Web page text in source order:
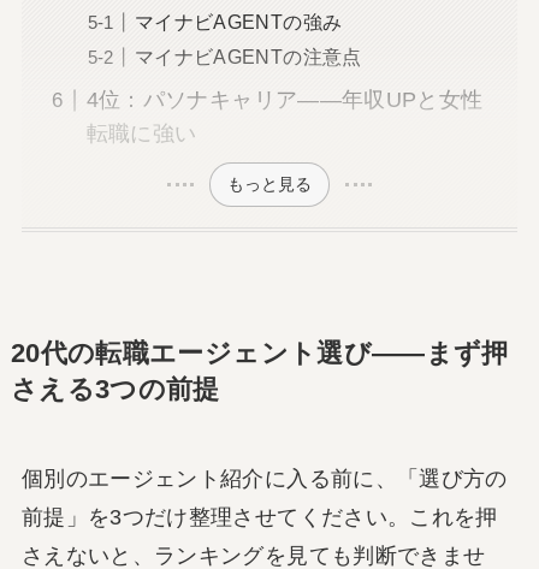
マイナビAGENTの強み
マイナビAGENTの注意点
4位：パソナキャリア――年収UPと女性
転職に強い
もっと見る
20代の転職エージェント選び――まず押
さえる3つの前提
個別のエージェント紹介に入る前に、「選び方の
前提」を3つだけ整理させてください。これを押
さえないと、ランキングを見ても判断できませ